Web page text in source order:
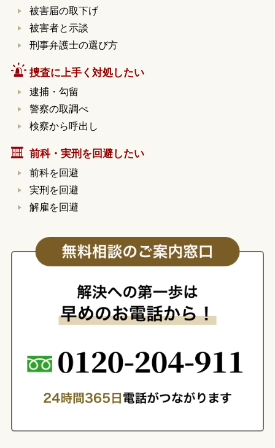
被害届の取下げ
被害者と示談
刑事弁護士の選び方
捜査に上手く対処したい
逮捕・勾留
警察の取調べ
検察から呼出し
前科・実刑を回避したい
前科を回避
実刑を回避
解雇を回避